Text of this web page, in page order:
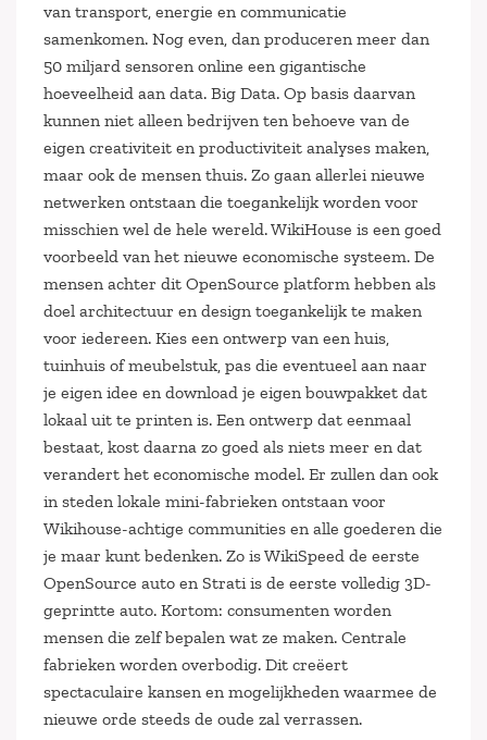
van transport, energie en communicatie
samenkomen. Nog even, dan produceren meer dan
50 miljard sensoren online een gigantische
hoeveelheid aan data. Big Data. Op basis daarvan
kunnen niet alleen bedrijven ten behoeve van de
eigen creativiteit en productiviteit analyses maken,
maar ook de mensen thuis. Zo gaan allerlei nieuwe
netwerken ontstaan die toegankelijk worden voor
misschien wel de hele wereld. WikiHouse is een goed
voorbeeld van het nieuwe economische systeem. De
mensen achter dit OpenSource platform hebben als
doel architectuur en design toegankelijk te maken
voor iedereen. Kies een ontwerp van een huis,
tuinhuis of meubelstuk, pas die eventueel aan naar
je eigen idee en download je eigen bouwpakket dat
lokaal uit te printen is. Een ontwerp dat eenmaal
bestaat, kost daarna zo goed als niets meer en dat
verandert het economische model. Er zullen dan ook
in steden lokale mini-fabrieken ontstaan voor
Wikihouse-achtige communities en alle goederen die
je maar kunt bedenken. Zo is WikiSpeed de eerste
OpenSource auto en Strati is de eerste volledig 3D-
geprintte auto. Kortom: consumenten worden
mensen die zelf bepalen wat ze maken. Centrale
fabrieken worden overbodig. Dit creëert
spectaculaire kansen en mogelijkheden waarmee de
nieuwe orde steeds de oude zal verrassen.